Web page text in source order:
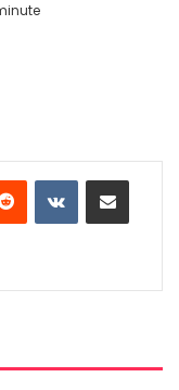
Reddit VKontakteShare via Email